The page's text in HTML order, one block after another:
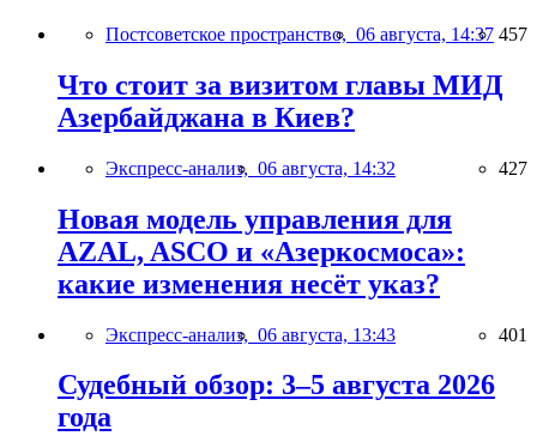
Постсоветское пространство, 06 августа, 14:37 457
Что стоит за визитом главы МИД
Азербайджана в Киев?
Экспресс-анализ, 06 августа, 14:32 427
Новая модель управления для
AZAL, ASCO и «Азеркосмоса»:
какие изменения несёт указ?
Экспресс-анализ, 06 августа, 13:43 401
Судебный обзор: 3–5 августа 2026
года